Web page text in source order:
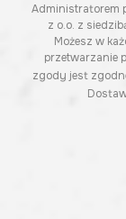
Administratorem
z o.o. z
Możesz w
przetwarzanie
zgody jest